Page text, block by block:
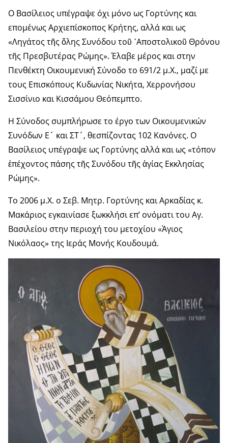
Ο Βασίλειος υπέγραψε όχι μόνο ως Γορτύνης και
επομένως Αρχιεπίσκοπος Κρήτης, αλλά και ως
«Ληγάτος τῆς ὅλης Συνόδου τοῦ ᾿Αποστολικοῦ Θρόνου
τῆς Πρεσβυτέρας Ρώμης». Έλαβε μέρος και στην
Πενθέκτη Οικουμενική Σύνοδο το 691/2 μ.Χ., μαζί με
τους Επισκόπους Κυδωνίας Νικήτα, Χερρονήσου
Σισσίνιο και Κισσάμου Θεόπεμπτο.
Η Σύνοδος συμπλήρωσε το έργο των Οικουμενικών
Συνόδων Ε´ και ΣΤ´, θεσπίζοντας 102 Κανόνες. Ο
Βασίλειος υπέγραψε ως Γορτύνης αλλά και ως «τόπον
ἐπέχοντος πάσης τῆς Συνόδου τῆς ἁγίας Εκκλησίας
Ρώμης».
Tο 2006 μ.Χ. ο Σεβ. Μητρ. Γορτύνης και Αρκαδίας κ.
Μακάριος εγκαινίασε ξωκκλήσι επ’ ονόματι του Αγ.
Βασιλείου στην περιοχή του μετοχίου «Άγιος
Νικόλαος» της Ιεράς Μονής Κουδουμά.